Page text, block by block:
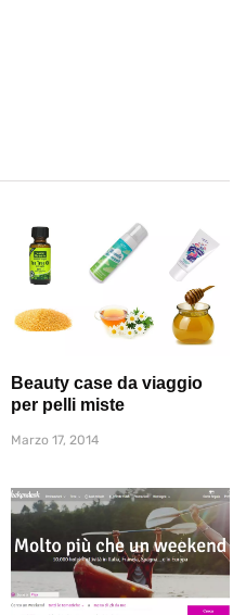
Beauty case da viaggio
per pelli miste
Marzo 17, 2014